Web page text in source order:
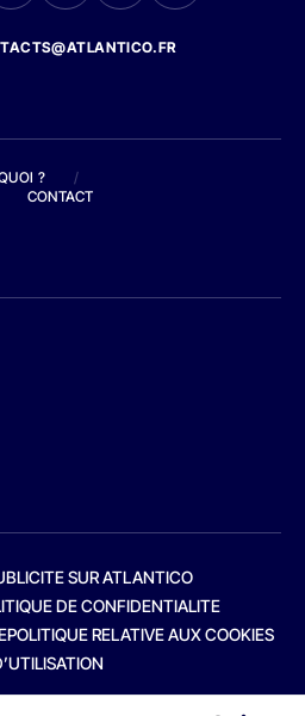
?
/
CONTACT
SUR ATLANTICO
DE CONFIDENTIALITE
POLITIQUE RELATIVE AUX COOKIES